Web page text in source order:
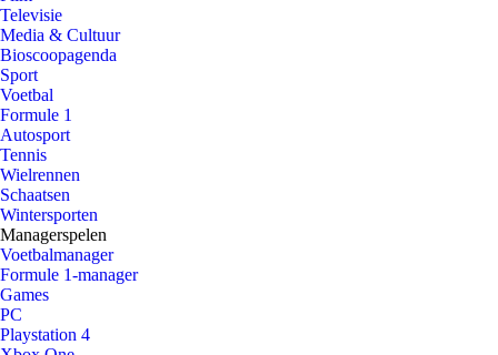
Televisie
Media & Cultuur
Bioscoopagenda
Sport
Voetbal
Formule 1
Autosport
Tennis
Wielrennen
Schaatsen
Wintersporten
Managerspelen
Voetbalmanager
Formule 1-manager
Games
PC
Playstation 4